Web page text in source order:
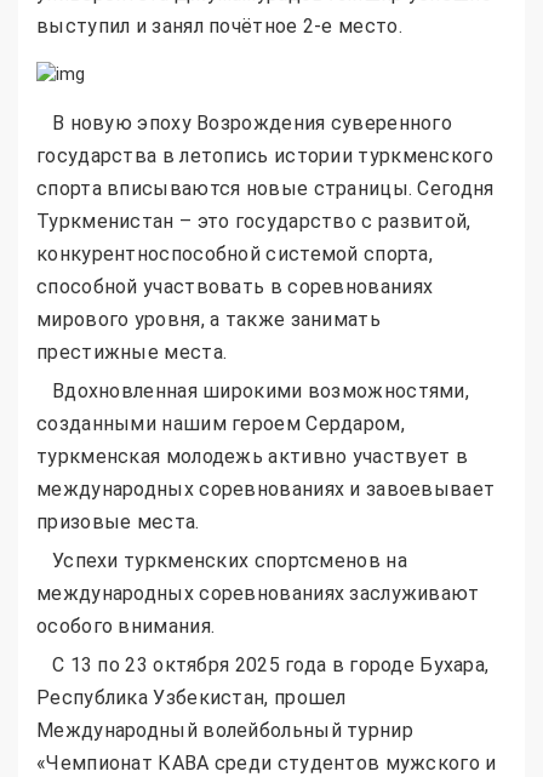
выступил и занял почётное 2-е место.
В новую эпоху Возрождения суверенного
государства в летопись истории туркменского
спорта вписываются новые страницы. Сегодня
Туркменистан – это государство с развитой,
конкурентноспособной системой спорта,
способной участвовать в соревнованиях
мирового уровня, а также занимать
престижные места.
Вдохновленная широкими возможностями,
созданными нашим героем Сердаром,
туркменская молодежь активно участвует в
международных соревнованиях и завоевывает
призовые места.
Успехи туркменских спортсменов на
международных соревнованиях заслуживают
особого внимания.
С 13 по 23 октября 2025 года в городе Бухара,
Республика Узбекистан, прошел
Международный волейбольный турнир
«Чемпионат КАВА среди студентов мужского и